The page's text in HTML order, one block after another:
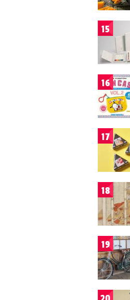
15
16
17
18
19